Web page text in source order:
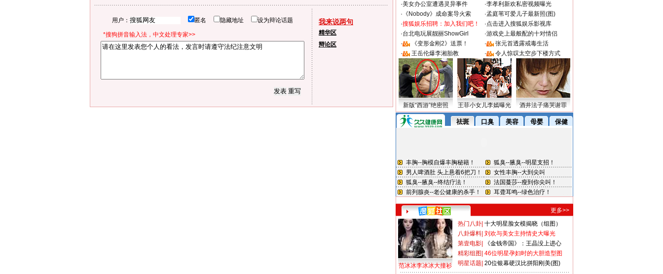
用户： 匿名 隐藏地址 设为辩论话题
*搜狗拼音输入法，中文处理专家>>
我来说两句
精华区
辩论区
·美女办公室遭遇灵异事件 ·李孝利新欢私密视频曝光
· 《Nobody》成命案导火索 ·孟庭苇可爱儿子最新照(图)
·搜狐娱乐招聘：加入我们吧！ ·点击进入搜狐娱乐影视库
·台北电玩展靓丽ShowGirl ·游戏史上最般配的十对情侣
·
《变形金刚2》送票！ ·
张元首透露戒毒生活
·
王岳伦爆李湘胎教 · 令人惊叹太空步下楼方式
新版“西游”绝密照 王菲小女儿李嫣曝光 酒井法子痛哭谢罪
更多>>
范冰冰李冰冰大撞衫
热门八卦 十大明星脸女模揭晓（组图）
八卦爆料 刘欢与美女主持情史大曝光
第壹电影
《金钱帝国》：王晶没上进心
精彩组图 46位明星孕妇时的大胆造型图
明星话题 20位银幕硬汉比拼阳刚美(图)